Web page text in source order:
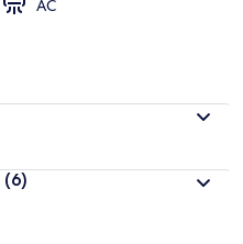
AC
(6)